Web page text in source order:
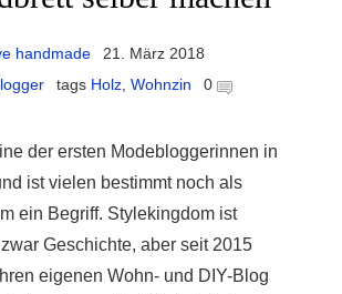
handmade
21. März 2018
tags Holz Wohnzin 0
der ersten Modebloggerinnen in
ist vielen bestimmt noch als
ein Begriff. Stylekingdom ist
Geschichte, aber seit 2015
eigenen Wohn- und DIY-Blog